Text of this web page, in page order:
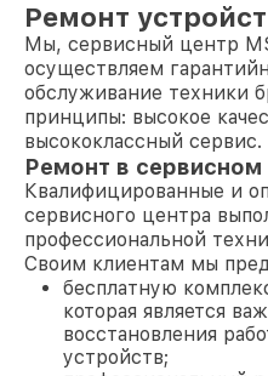
Ремонт
Мы, сервисный центр
осуществляем
обслуживание техники
принципы: высокое
высококлассный сервис.
Ремонт в сервисном
Квалифицированные и
сервисного центра
профессиональной
Своим клиентам мы
бесплатную
которая является
восстановления
устройств;